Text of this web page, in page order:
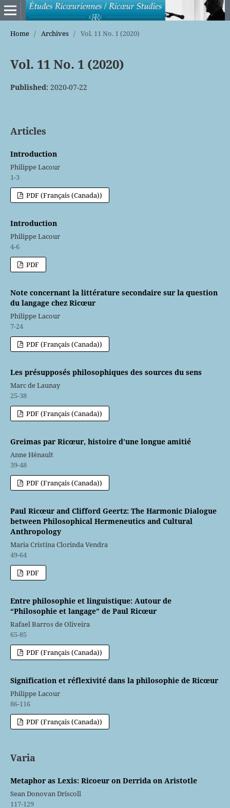
Home / Archives / Vol. 11 No. 1 (2020)
Vol. 11 No. 1 (2020)
Published: 2020-07-22
Articles
Introduction
Philippe Lacour
1-3
PDF (Français (Canada))
Introduction
Philippe Lacour
4-6
PDF
Note concernant la littérature secondaire sur la question
du langage chez Ricœur
Philippe Lacour
7-24
PDF (Français (Canada))
Les présupposés philosophiques des sources du sens
Marc de Launay
25-38
PDF (Français (Canada))
Greimas par Ricœur, histoire d’une longue amitié
Anne Hénault
39-48
PDF (Français (Canada))
Paul Ricœur and Clifford Geertz: The Harmonic Dialogue
between Philosophical Hermeneutics and Cultural
Anthropology
Maria Cristina Clorinda Vendra
49-64
PDF
Entre philosophie et linguistique: Autour de
“Philosophie et langage” de Paul Ricœur
Rafael Barros de Oliveira
65-85
PDF (Français (Canada))
Signification et réflexivité dans la philosophie de Ricœur
Philippe Lacour
86-116
PDF (Français (Canada))
Varia
Metaphor as Lexis: Ricoeur on Derrida on Aristotle
Sean Donovan Driscoll
117-129